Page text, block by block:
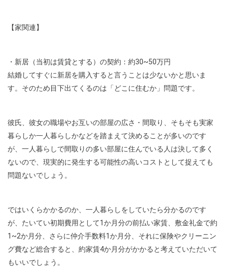
【家関連】
・新居（当初は賃貸とする）の契約：約30~50万円
結婚してすぐに新居を購入すると言うことは少ないかと思いま
す。そのため目下出てくるのは「どこに住むか」問題です。
彼氏、彼女の職場やお互いの部屋の広さ・間取り、そもそも実家
暮らしか一人暮らしかなどを踏まえて決めることが多いのです
が、一人暮らしで間取りの多い部屋に住んでいる人は決して多く
ないので、現実的に発生する可能性の高いコストとして捉えても
問題ないでしょう。
ではいくらかかるのか、一人暮らしをしていたら分かるのです
が、たいてい初期費用として1か月分の前払い家賃、敷金礼金で約
1~2か月分、さらに仲介手数料1か月分、それに保険やクリーニン
グ費など総合すると、約家賃4か月分がかかると考えていただいて
もいいでしょう。